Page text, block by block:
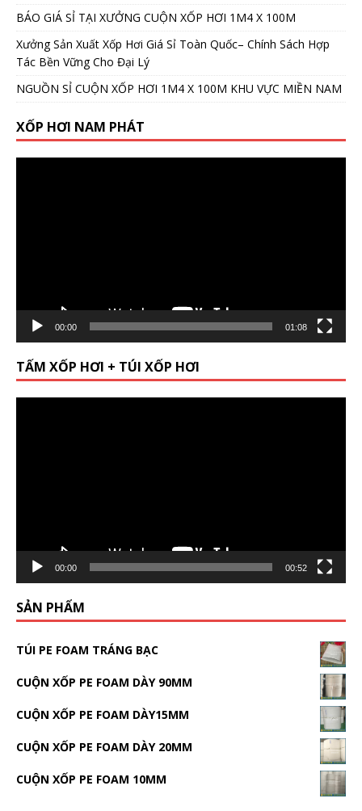
BÁO GIÁ SỈ TẠI XƯỞNG CUỘN XỐP HƠI 1M4 X 100M
Xưởng Sản Xuất Xốp Hơi Giá Sỉ Toàn Quốc– Chính Sách Hợp
Tác Bền Vững Cho Đại Lý
NGUỒN SỈ CUỘN XỐP HƠI 1M4 X 100M KHU VỰC MIỀN NAM
XỐP HƠI NAM PHÁT
00:00 01:08
TẤM XỐP HƠI + TÚI XỐP HƠI
00:00 00:52
SẢN PHẨM
TÚI PE FOAM TRÁNG BẠC
CUỘN XỐP PE FOAM DÀY 90MM
CUỘN XỐP PE FOAM DÀY15MM
CUỘN XỐP PE FOAM DÀY 20MM
CUỘN XỐP PE FOAM 10MM